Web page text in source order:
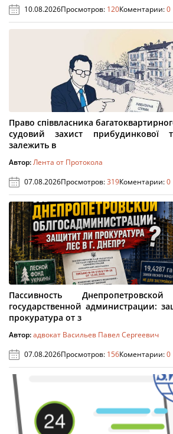
10.08.2026Просмотров: 120Коментарии:0
Право співвласника
судовий захист прибудинкової
залежить в
Автор:Лента от Протокола
07.08.2026Просмотров:319Коментарии:0
Пассивность
государственной администрации:
прокуратура от з
Автор:адвокат Васильев Павел Сергеевич
07.08.2026Просмотров: 156Коментарии:0